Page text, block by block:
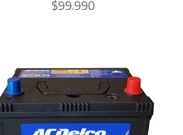
$99.990